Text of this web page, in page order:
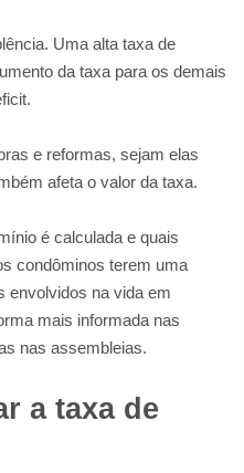
Uma alta taxa de
da taxa para os demais
e reformas, sejam elas
afeta o valor da taxa.
é calculada e quais
condôminos terem uma
envolvidos na vida em
mais informada nas
nas assembleias.
a taxa de